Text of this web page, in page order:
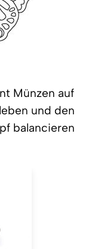
Münzen auf
und den
balancieren